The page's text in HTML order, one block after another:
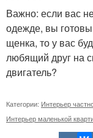
Важно: если вас
одежде, вы
щенка, то у вас
любящий друг на
двигатель?
Категории: Интерьер
Интерьер маленькой